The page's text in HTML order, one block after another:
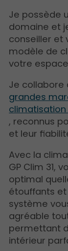
Je possède
domaine et
conseiller et
modèle de
votre
Je collabore
grandes
, reconnus
et leur
Avec la
GP Clim 31,
optimal
étouffants et
système
agréable
permettant
intérieur